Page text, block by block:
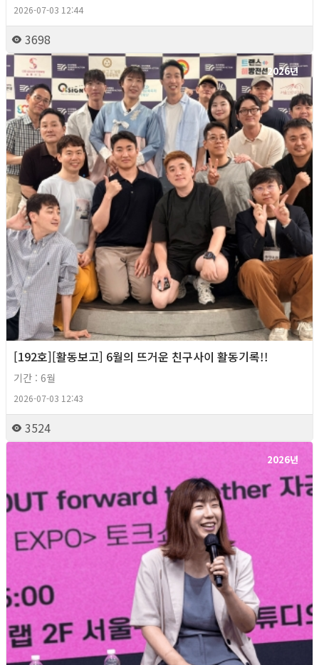
2026-07-03 12:44
3698
2026년
[192호][활동보고] 6월의 뜨거운 친구사이 활동기록!!
기간 : 6월
2026-07-03 12:43
3524
2026년